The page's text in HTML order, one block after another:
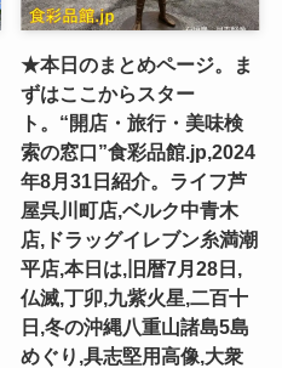
★本日のまとめページ。ま
ずはここからスター
ト。“開店・旅行・美味検
索の窓口”食彩品館.jp,2024
年8月31日紹介。ライフ芦
屋呉川町店,ベルク中青木
店,ドラッグイレブン糸満潮
平店,本日は,旧暦7月28日,
仏滅,丁卯,九紫火星,二百十
日,冬の沖縄八重山諸島5島
めぐり,具志堅用高像,大衆